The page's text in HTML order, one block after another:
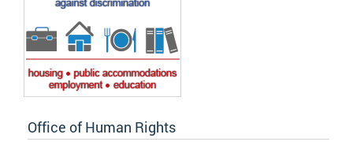
Office of Human Rights